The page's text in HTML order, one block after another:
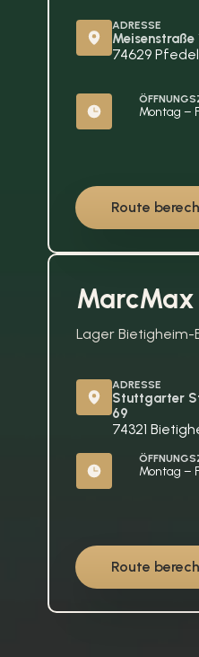
Route
ADRESSE
Meisenstraße
74629
Montag –
MarcMax
Lager Bietigheim-
Route
ADRESSE
Stuttgarter
69
74321
Montag –